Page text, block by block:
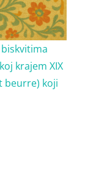
krajem XIX
beurre) koji